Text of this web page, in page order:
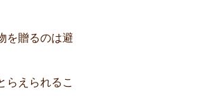
を贈るのは避
らえられるこ